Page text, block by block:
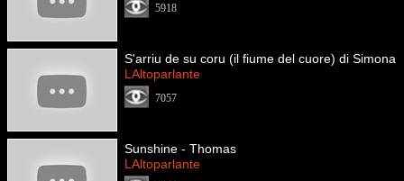
5918
S'arriu de su coru (il fiume del cuore) di Simona
LAltoparlante
7057
Sunshine - Thomas
LAltoparlante